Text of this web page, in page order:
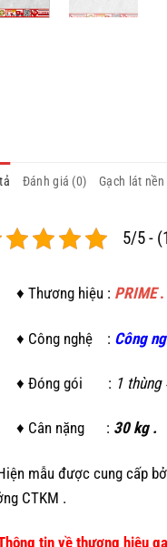
Đánh giá (0) Gạch lát
5/5 -
♦ Thương hiệu : PRIME.
♦ Công nghệ : Công
♦ Đóng gói : 1 thùng
♦ Cân nặng : 30 kg .
mẫu được cung cấp
CTKM .
tin về thương hiệu